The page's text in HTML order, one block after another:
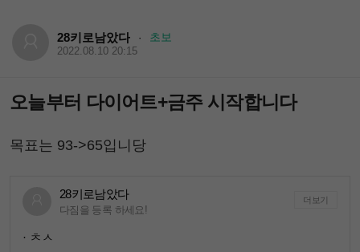
28키로남았다 · 초보
2022.08.10 20:15
오늘부터 다이어트+금주 시작합니다
목표는 93->65입니당
28키로남았다
다짐을 등록 하세요!
더보기
· ㅊㅅ